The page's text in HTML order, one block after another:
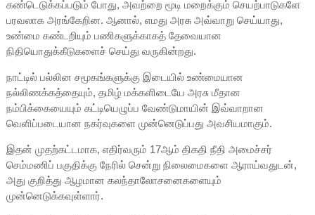
கண்டெடுக்கப்படும் போது, அவற்றை மூடி மறைக்கும் செயற்பாடுகளே
பரவலாக அரங்கேறின. ஆனால், எமது அரசு அவ்வாறு செய்யாது,
உண்மை கண்டறியும் பணிகளுக்காகத் தேவையான
நிதியொதுக்கீடுகளைச் செய்து வருகின்றது.
நாட்டில் பல்லின சமூகங்களுக்கு இடையில் உண்மையான
நல்லிணக்கத்தையும், தமிழ் மக்களிடையே அரசு மீதான
நம்பிக்கையையும் கட்டியெழுப்ப வேண்டுமாயின் இவ்வாறான
வெளிப்படையான நகர்வுகளை முன்னெடுப்பது அவசியமாகும்.
இதன் முதற்கட்டமாக, எதிர்வரும் 17ஆம் திகதி நீதி அமைச்சர்
செம்மணிப் பகுதிக்கு நேரில் சென்று நிலைமைகளை ஆராய்வதுடன்,
அது குறித்து ஆழமான கலந்தாலோசனைகளையும்
முன்னெடுக்கவுள்ளார்.